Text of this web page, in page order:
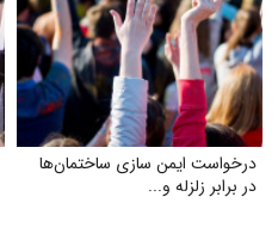
درخواست ایمن‌ سازی ساختمان‌ها
در برابر زلزله و...